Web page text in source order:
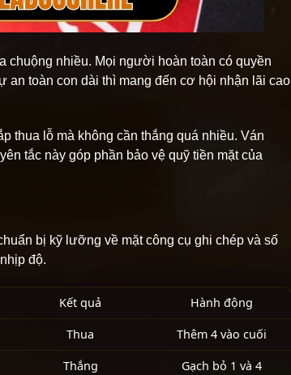
nhiều. Mọi người hoàn toàn có quyền
an toàn con dài thì mang đến cơ hội nhận lãi cao
thua lỗ mà không cần thắng quá nhiều. Ván
tắc này góp phần bảo vệ quỹ tiền mặt của
bị kỹ lưỡng về mặt công cụ ghi chép và số
độ.
Kết quả Hành động
Thua Thêm 4 vào cuối
Thắng Gạch bỏ 1 và 4